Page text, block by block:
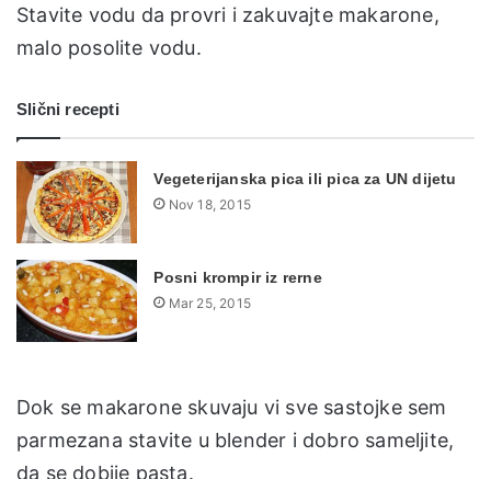
Stavite vodu da provri i zakuvajte makarone,
malo posolite vodu.
Slični recepti
Vegeterijanska pica ili pica za UN dijetu
Nov 18, 2015
Posni krompir iz rerne
Mar 25, 2015
Dok se makarone skuvaju vi sve sastojke sem
parmezana stavite u blender i dobro sameljite,
da se dobije pasta.